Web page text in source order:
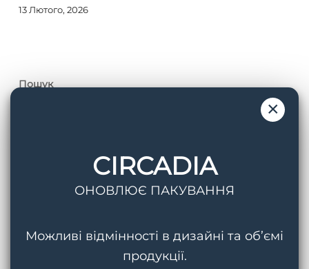
Валентина
13 Лютого, 2026
Пошук
AquaPorin Hydrating Cream BMED
Cleansing Gel With Mandelic Acid
×
CIRCADIA
ОНОВЛЮЄ ПАКУВАННЯ
Можливі відмінності в дизайні та об’ємі
продукції.